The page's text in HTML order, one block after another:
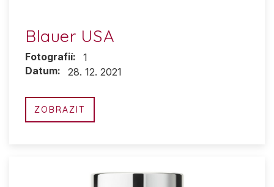
Blauer USA
Fotografií:
1
Datum:
28. 12. 2021
ZOBRAZIT